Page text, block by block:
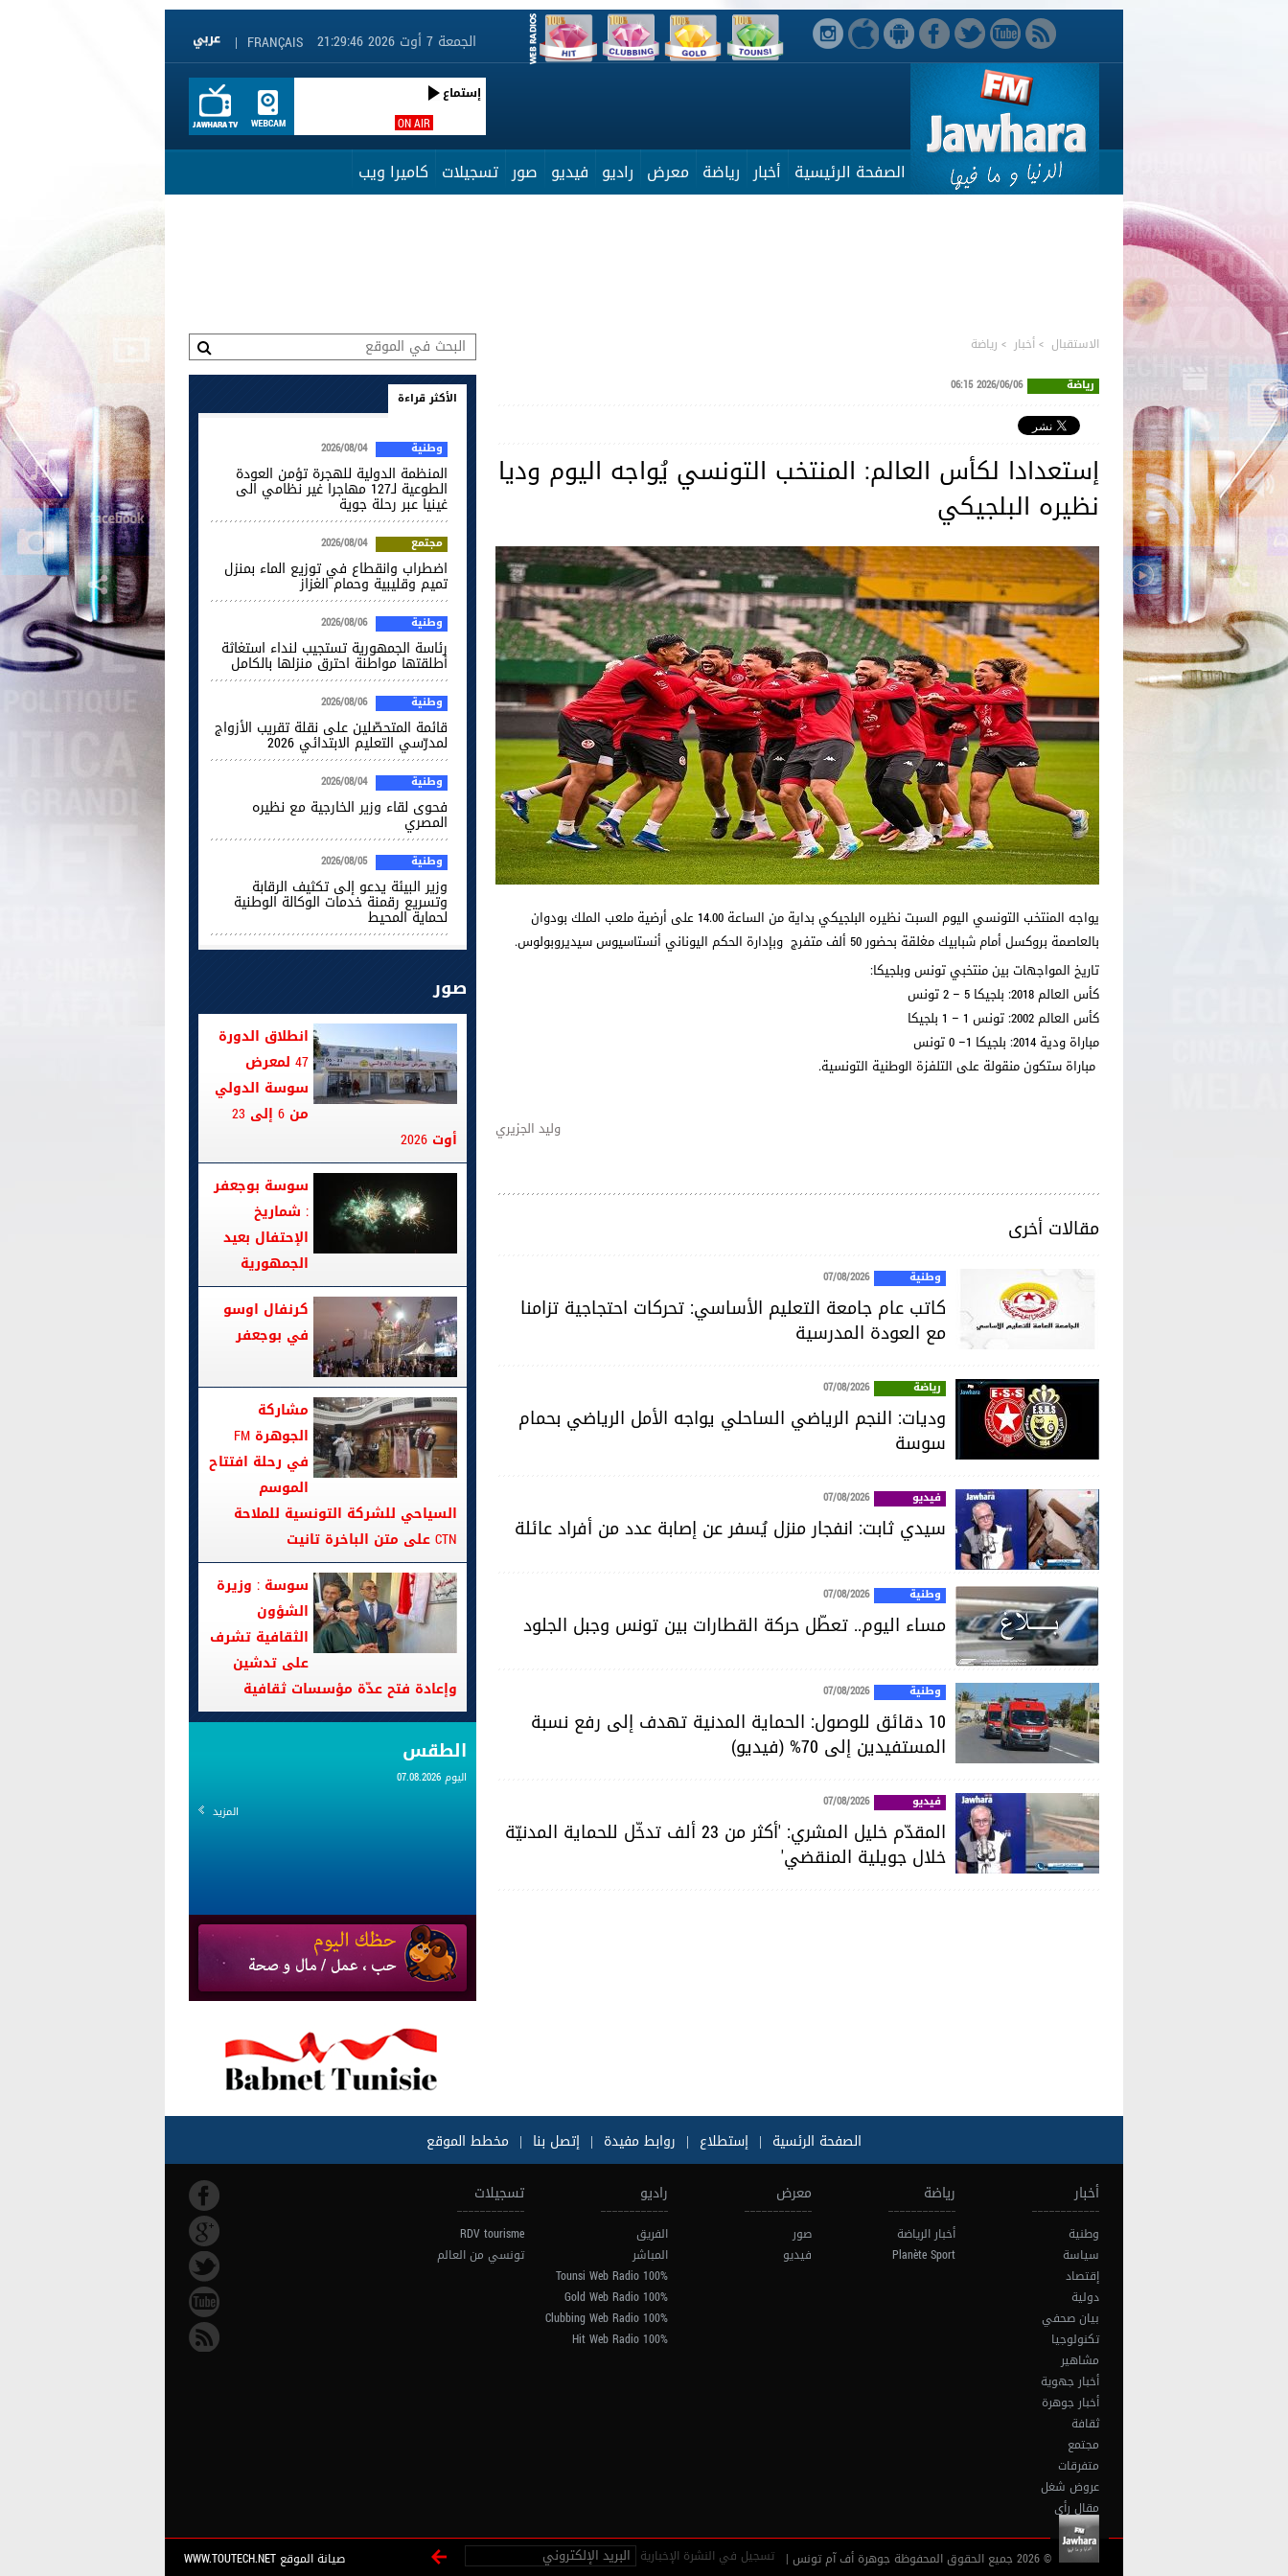
FRANÇAIS
| الجمعة 7 أوت 2026 21:29:47
ON AIR
إستماع
الصفحة الرئيسية أخبار رياضة معرض راديو فيديو صور تسجيلات كاميرا ويب
الاستقبال >أخبار > رياضة
رياضة 2026/06/06 06:15
إستعدادا لكأس العالم: المنتخب التونسي يُواجه اليوم وديا
نظيره البلجيكي
يواجه المنتخب التونسي اليوم السبت نظيره البلجيكي بداية من الساعة 14.00 على أرضية ملعب الملك بودوان
بالعاصمة بروكسل أمام شبابيك مغلقة بحضور 50 ألف متفرج وبإدارة الحكم اليوناني أنستاسيوس سيديروبولوس.
تاريخ المواجهات بين منتخبي تونس وبلجيكا:
كأس العالم 2018: بلجيكا 5 – 2 تونس
كأس العالم 2002: تونس 1 – 1 بلجيكا
مباراة ودية 2014: بلجيكا 1– 0 تونس
مباراة ستكون منقولة على التلفزة الوطنية التونسية.
وليد الجزيري
مقالات أخرى
وطنية 07/08/2026
كاتب عام جامعة التعليم الأساسي: تحركات احتجاجية تزامنا
مع العودة المدرسية
رياضة 07/08/2026
وديات: النجم الرياضي الساحلي يواجه الأمل الرياضي بحمام
سوسة
فيديو 07/08/2026
سيدي ثابت: انفجار منزل يُسفر عن إصابة عدد من أفراد عائلة
وطنية 07/08/2026
مساء اليوم.. تعطّل حركة القطارات بين تونس وجبل الجلود
وطنية 07/08/2026
10 دقائق للوصول: الحماية المدنية تهدف إلى رفع نسبة
المستفيدين إلى 70% (فيديو)
فيديو 07/08/2026
المقدّم خليل المشري: 'أكثر من 23 ألف تدخّل للحماية المدنيّة
خلال جويلية المنقضي'
الأكثر قراءة
وطنية 2026/08/04
المنظمة الدولية للهجرة تؤمن العودة
الطوعية لـ127 مهاجرا غير نظامي الى
غينيا عبر رحلة جوية
مجتمع 2026/08/04
اضطراب وانقطاع في توزيع الماء بمنزل
تميم وقليبية وحمام الغزاز
وطنية 2026/08/06
رئاسة الجمهورية تستجيب لنداء استغاثة
أطلقتها مواطنة احترق منزلها بالكامل
وطنية 2026/08/06
قائمة المتحصّلين على نقلة تقريب الأزواج
لمدرّسي التعليم الابتدائي 2026
وطنية 2026/08/04
فحوى لقاء وزير الخارجية مع نظيره
المصري
وطنية 2026/08/05
وزير البيئة يدعو إلى تكثيف الرقابة
وتسريع رقمنة خدمات الوكالة الوطنية
لحماية المحيط
صور
انطلاق الدورة
47 لمعرض
سوسة الدولي
من 6 إلى 23
أوت 2026
سوسة بوجعفر
: شماريخ
الإحتفال بعيد
الجمهورية
كرنفال اوسو
في بوجعفر
مشاركة
الجوهرة FM
في رحلة افتتاح
الموسم
السياحي للشركة التونسية للملاحة
CTN على متن الباخرة تانيت
سوسة : وزيرة
الشؤون
الثقافية تشرف
على تدشين
وإعادة فتح عدّة مؤسسات ثقافية
الطقس
اليوم 07.08.2026
المزيد
الصفحة الرئسية | إستطلاع | روابط مفيدة | إتصل بنا | مخطط الموقع
أخبار
وطنية
سياسة
إقتصاد
دولية
بيان صحفي
تكنولوجيا
مشاهير
أخبار جهوية
أخبار جوهرة
ثقافة
مجتمع
متفرقات
عروض شغل
مقال رأي
رياضة
أخبار الرياضة
Planète Sport
معرض
صور
فيديو
راديو
الفريق
المباشر
100% Tounsi Web Radio
100% Gold Web Radio
100% Clubbing Web Radio
100% Hit Web Radio
تسجيلات
RDV tourisme
تونسي من العالم
© 2026 جميع الحقوق المحفوظة جوهرة أف آم تونس | تسجيل في النشرة الإخبارية صيانة الموقع WWW.TOUTECH.NET